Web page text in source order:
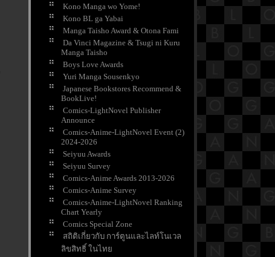
Kono Manga wo Yome!
Kono BL ga Yabai
Manga Taisho Award & Otona Fami
Da Vinci Magazine & Tsugi ni Kuru
Manga Taisho
Boys Love Awards
Yuri Manga Sousenkyo
Japanese Bookstores Recommend &
BookLive!
Comics-LightNovel Publisher
Announce
Comics-Anime-LightNovel Event (2)
2024-2026
Seiyuu Awards
Seiyuu Survey
Comics-Anime Awards 2013-2026
Comics-Anime Survey
Comics-Anime-LightNovel Ranking
Chart Yearly
Comics Special Zone
สถิติเกี่ยวกับ การ์ตูนและไลท์โนเวล
ลิขสิทธิ์ ในไท